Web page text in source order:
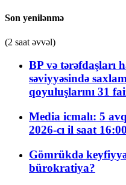
Son yenilənmə
(2 saat əvvəl)
BP və tərəfdaşları
səviyyəsində
qoyuluşlarını 31
Media icmalı: 5
2026-cı il saat
Gömrükdə
bürokratiya?